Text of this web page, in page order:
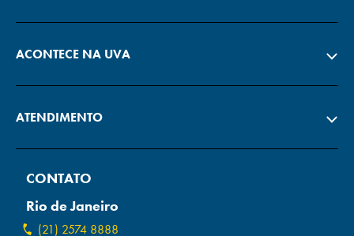
ACONTECE NA UVA
ATENDIMENTO
CONTATO
Rio de Janeiro
(21) 2574 8888